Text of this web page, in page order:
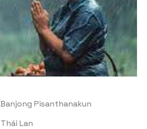
Banjong Pisanthanakun
Thái Lan